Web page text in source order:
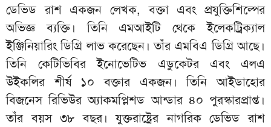
ডেভিড রাশ একজন লেখক, বক্তা এবং প্রযুক্তিশিল্পের
অভিজ্ঞ ব্যক্তি। তিনি এমআইটি থেকে ইলেকট্রিক্যাল
ইঞ্জিনিয়ারিং ডিগ্রি লাভ করেছেন। তাঁর এমবিএ ডিগ্রি আছে।
তিনি কেটিভিবির ইনোভেটিভ এডুকেটর এবং এলএ
উইকলির শীর্ষ ১০ বক্তার একজন। তিনি আইডাহোর
বিজনেস রিভিউর অ্যাকমপ্লিশড আন্ডার ৪০ পুরস্কারপ্রাপ্ত।
তাঁর বয়স ৩৮ বছর। যুক্তরাষ্ট্রের নাগরিক ডেভিড রাশ